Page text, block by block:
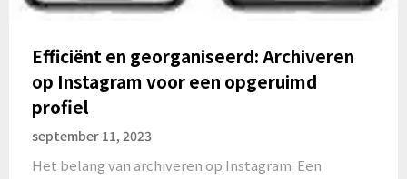
Efficiënt en georganiseerd: Archiveren
op Instagram voor een opgeruimd
profiel
september 11, 2023
Het belang van archiveren op Instagram: Een